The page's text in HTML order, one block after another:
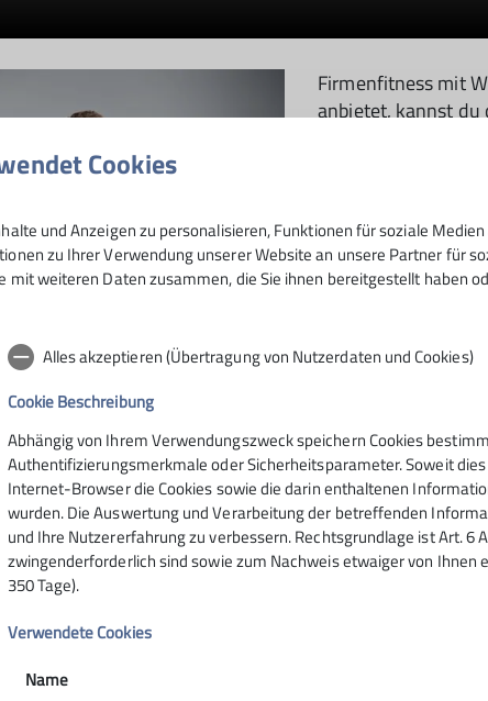
Firmenfitness mit
anbietet, kannst du
der Check-In
Cookies
und Anzeigen zu personalisieren, Funktionen für soziale
zu Ihrer Verwendung unserer Website an unsere Partner für
weiteren Daten zusammen, die Sie ihnen bereitgestellt haben
Alles akzeptieren (Übertragung von Nutzerdaten und Cookies)
Cookie Beschreibung
Abhängig von Ihrem Verwendungszweck speichern Cookies
Authentifizierungsmerkmale oder Sicherheitsparameter. Soweit
Internet-Browser die Cookies sowie die darin enthaltenen
wurden. Die Auswertung und Verarbeitung der betreffenden
und Ihre Nutzererfahrung zu verbessern. Rechtsgrundlage ist Art. 6
zwingenderforderlich sind sowie zum Nachweis etwaiger von
350 Tage).
Verwendete Cookies
Name